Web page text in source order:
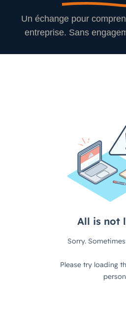
Un échange pour
entreprise. Sans